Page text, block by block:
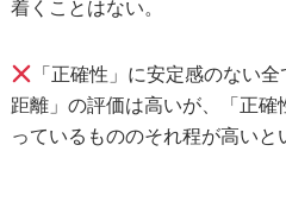
着くことはない。
「正確性」に安定感のない
距離」の評価は高いが、「正
っているもののそれ程が高いと